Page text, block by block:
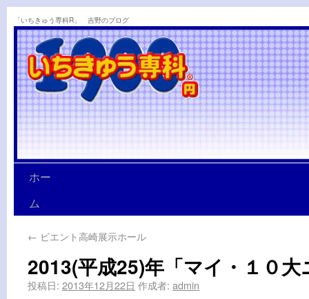
「いちきゅう専科R」 吉野のブログ
ホー
ム
← ビエント高崎展示ホール
2013(平成25)年「マイ・１０大
投稿日: 2013年12月22日 作成者: admin